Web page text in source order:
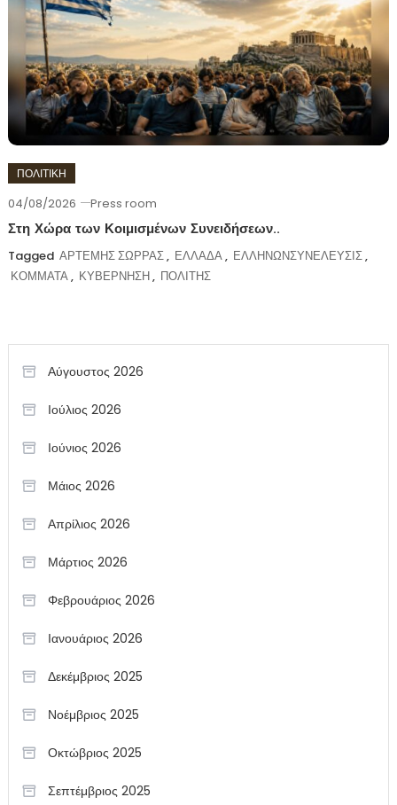
ΠΟΛΙΤΙΚΗ
04/08/2026 Press room
Στη Χώρα των Κοιμισμένων Συνειδήσεων..
Tagged ΑΡΤΕΜΗΣ ΣΩΡΡΑΣ, ΕΛΛΑΔΑ, ΕΛΛΗΝΩΝΣΥΝΕΛΕΥΣΙΣ,
ΚΟΜΜΑΤΑ, ΚΥΒΕΡΝΗΣΗ, ΠΟΛΙΤΗΣ
Αύγουστος 2026
Ιούλιος 2026
Ιούνιος 2026
Μάιος 2026
Απρίλιος 2026
Μάρτιος 2026
Φεβρουάριος 2026
Ιανουάριος 2026
Δεκέμβριος 2025
Νοέμβριος 2025
Οκτώβριος 2025
Σεπτέμβριος 2025